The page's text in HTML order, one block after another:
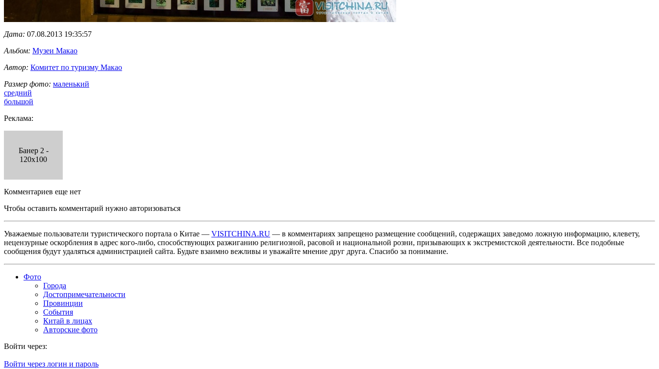
Дата: 07.08.2013 19:35:57
Альбом: Музеи Макао
Автор: Комитет по туризму Макао
Размер фото: маленький
средний
большой
Реклама:
Банер 2 -
120x100
Комментариев еще нет
Чтобы оставить комментарий нужно авторизоваться
Уважаемые пользователи туристического портала о Китае — VISITCHINA.RU — в комментариях запрещено размещение сообщений, содержащих заведомо ложную информацию, клевету,
нецензурные оскорбления в адрес кого-либо, способствующих разжиганию религиозной, расовой и национальной розни, призывающих к экстремистской деятельности. Все подобные
сообщения будут удаляться администрацией сайта. Будьте взаимно вежливы и уважайте мнение друг друга. Спасибо за понимание.
Фото
Города
Достопримечательности
Провинции
События
Китай в лицах
Авторские фото
Войти через:
Войти через логин и пароль